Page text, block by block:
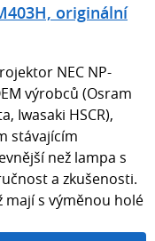
originální
NEC NP-
výrobců (Osram
Iwasaki HSCR),
stávajícím
než lampa s
a zkušenosti.
mají s výměnou holé